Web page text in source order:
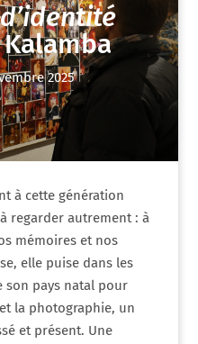
2025
à cette génération
regarder autrement : à
mémoires et nos
elle puise dans les
son pays natal pour
la photographie, un
et présent. Une